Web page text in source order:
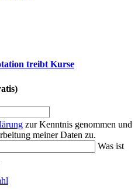
treibt Kurse
zur Kenntnis genommen und
meiner Daten zu.
Was ist